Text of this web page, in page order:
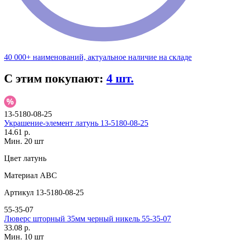
40 000+ наименований, актуальное наличие на складе
С этим покупают: 4 шт.
13-5180-08-25
Украшение-элемент латунь 13-5180-08-25
14.61 р.
Мин. 20 шт
Цвет латунь
Материал АВС
Артикул 13-5180-08-25
55-35-07
Люверс шторный 35мм черный никель 55-35-07
33.08 р.
Мин. 10 шт